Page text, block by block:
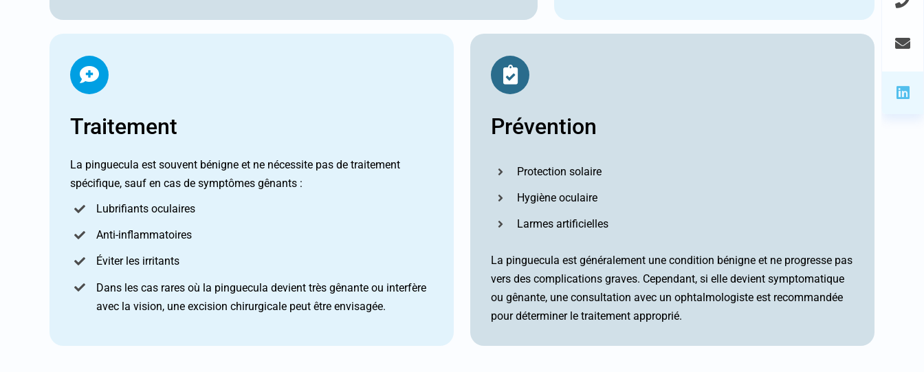
Traitement
La pinguecula est souvent bénigne et ne nécessite pas de traitement
spécifique, sauf en cas de symptômes gênants :
Lubrifiants oculaires
Anti-inflammatoires
Éviter les irritants
Dans les cas rares où la pinguecula devient très gênante ou interfère
avec la vision, une excision chirurgicale peut être envisagée.
Prévention
Protection solaire
Hygiène oculaire
Larmes artificielles
La pinguecula est généralement une condition bénigne et ne progresse pas
vers des complications graves. Cependant, si elle devient symptomatique
ou gênante, une consultation avec un ophtalmologiste est recommandée
pour déterminer le traitement approprié.